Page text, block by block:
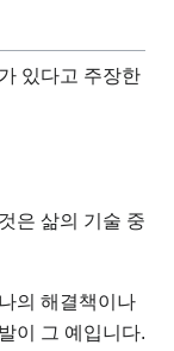
있다고 주장한
은 삶의 기술 중
의 해결책이나
이 그 예입니다.